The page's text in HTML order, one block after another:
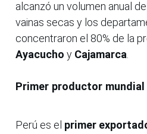
alcanzó un volumen anual
vainas secas y los
concentraron el 80% de la
Ayacucho y Cajamarca.
Primer productor mundial
Perú es el primer